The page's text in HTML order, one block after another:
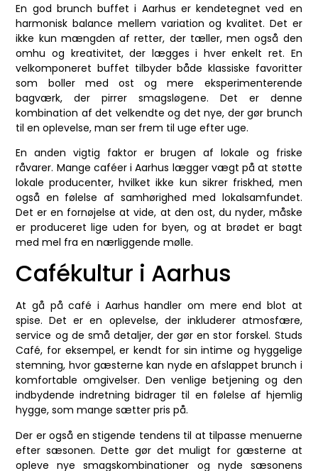
En god brunch buffet i Aarhus er kendetegnet ved en
harmonisk balance mellem variation og kvalitet. Det er
ikke kun mængden af retter, der tæller, men også den
omhu og kreativitet, der lægges i hver enkelt ret. En
velkomponeret buffet tilbyder både klassiske favoritter
som boller med ost og mere eksperimenterende
bagværk, der pirrer smagsløgene. Det er denne
kombination af det velkendte og det nye, der gør brunch
til en oplevelse, man ser frem til uge efter uge.
En anden vigtig faktor er brugen af lokale og friske
råvarer. Mange caféer i Aarhus lægger vægt på at støtte
lokale producenter, hvilket ikke kun sikrer friskhed, men
også en følelse af samhørighed med lokalsamfundet.
Det er en fornøjelse at vide, at den ost, du nyder, måske
er produceret lige uden for byen, og at brødet er bagt
med mel fra en nærliggende mølle.
Cafékultur i Aarhus
At gå på café i Aarhus handler om mere end blot at
spise. Det er en oplevelse, der inkluderer atmosfære,
service og de små detaljer, der gør en stor forskel. Studs
Café, for eksempel, er kendt for sin intime og hyggelige
stemning, hvor gæsterne kan nyde en afslappet brunch i
komfortable omgivelser. Den venlige betjening og den
indbydende indretning bidrager til en følelse af hjemlig
hygge, som mange sætter pris på.
Der er også en stigende tendens til at tilpasse menuerne
efter sæsonen. Dette gør det muligt for gæsterne at
opleve nye smagskombinationer og nyde sæsonens